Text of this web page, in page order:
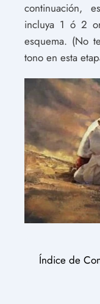
continuación,
incluya 1 ó 2
esquema. (No
tono en esta
Índice de